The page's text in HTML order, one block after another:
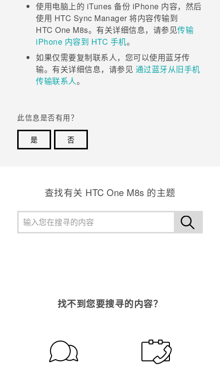
使用电脑上的 iTunes 备份 iPhone 内容，然后
使用 HTC Sync Manager 将内容传输到
HTC One M8s。有关详细信息，请参见传输
iPhone 内容到 HTC 手机。
如果仅需要复制联系人，您可以使用蓝牙传
输。有关详细信息，请参见 通过蓝牙从旧手机
传输联系人。
此信息是否有用？
是
否
查找有关 HTC One M8s 的主题
找不到您要搜寻的内容？